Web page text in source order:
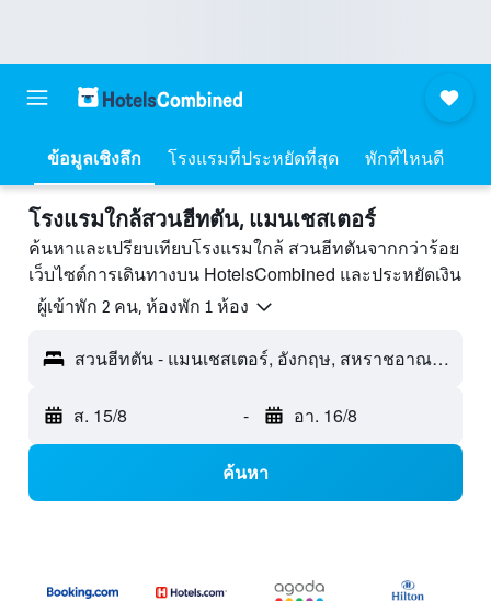
ข้อมูลเชิงลึก โรงแรมที่ประหยัดที่สุด พักที่ไหนดี
โรงแรมใกล้สวนฮีทตัน, แมนเชสเตอร์
ค้นหาและเปรียบเทียบโรงแรมใกล้ สวนฮีทตันจากกว่าร้อย
เว็บไซต์การเดินทางบน HotelsCombined และประหยัดเงิน
ผู้เข้าพัก 2 คน, ห้องพัก 1 ห้อง
สวนฮีทตัน - แมนเชสเตอร์, อังกฤษ, สหราชอาณาจักร
ส. 15/8 - อา. 16/8
ค้นหา